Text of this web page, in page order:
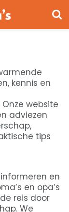
kennis en
website
adviezen
tips
en
en opa’s
reis door
We